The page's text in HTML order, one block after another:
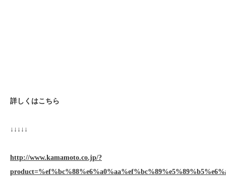
詳しくはこちら
↓↓↓↓↓
http://www.kamamoto.co.jp/?